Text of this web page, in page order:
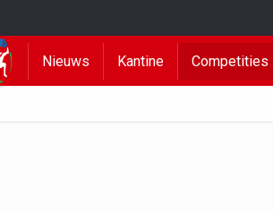
Nieuws Kantine Competities